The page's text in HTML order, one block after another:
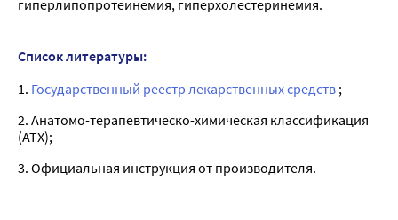
гиперлипопротеинемия, гиперхолестеринемия.
Список литературы:
1. Государственный реестр лекарственных средств ;
2. Анатомо-терапевтическо-химическая классификация
(ATX);
3. Официальная инструкция от производителя.